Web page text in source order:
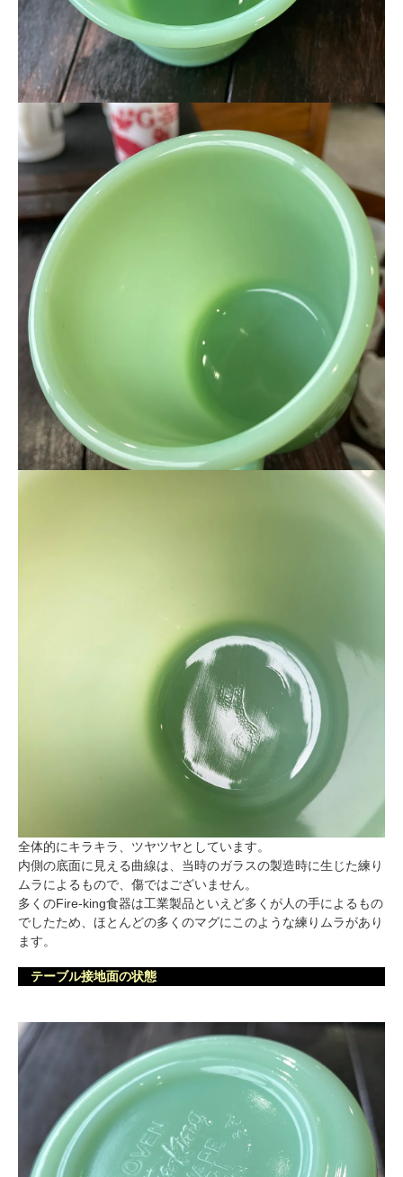
全体的にキラキラ、ツヤツヤとしています。
内側の底面に見える曲線は、当時のガラスの製造時に生じた練り
ムラによるもので、傷ではございません。
多くのFire-king食器は工業製品といえど多くが人の手によるもの
でしたため、ほとんどの多くのマグにこのような練りムラがあり
ます。
テーブル接地面の状態